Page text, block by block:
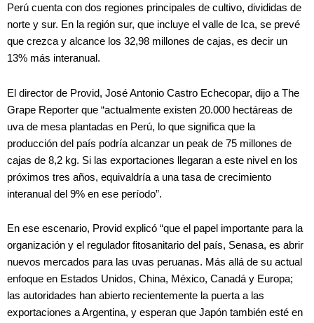
Perú cuenta con dos regiones principales de cultivo, divididas de
norte y sur. En la región sur, que incluye el valle de Ica, se prevé
que crezca y alcance los 32,98 millones de cajas, es decir un
13% más interanual.
El director de Provid, José Antonio Castro Echecopar, dijo a The
Grape Reporter que “actualmente existen 20.000 hectáreas de
uva de mesa plantadas en Perú, lo que significa que la
producción del país podría alcanzar un peak de 75 millones de
cajas de 8,2 kg. Si las exportaciones llegaran a este nivel en los
próximos tres años, equivaldría a una tasa de crecimiento
interanual del 9% en ese período”.
En ese escenario, Provid explicó “que el papel importante para la
organización y el regulador fitosanitario del país, Senasa, es abrir
nuevos mercados para las uvas peruanas. Más allá de su actual
enfoque en Estados Unidos, China, México, Canadá y Europa;
las autoridades han abierto recientemente la puerta a las
exportaciones a Argentina, y esperan que Japón también esté en